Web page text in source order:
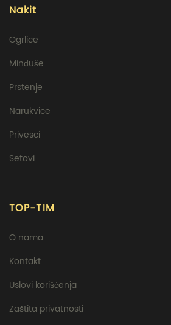
Nakit
Ogrlice
Minđuše
Prstenje
Narukvice
Privesci
Setovi
TOP-TIM
O nama
Kontakt
Uslovi korišćenja
Zaštita privatnosti